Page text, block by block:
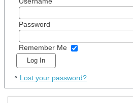
Password
Remember Me
Lost your password?